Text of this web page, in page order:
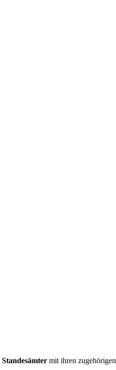
Standesämter mit ihren zugehörigen